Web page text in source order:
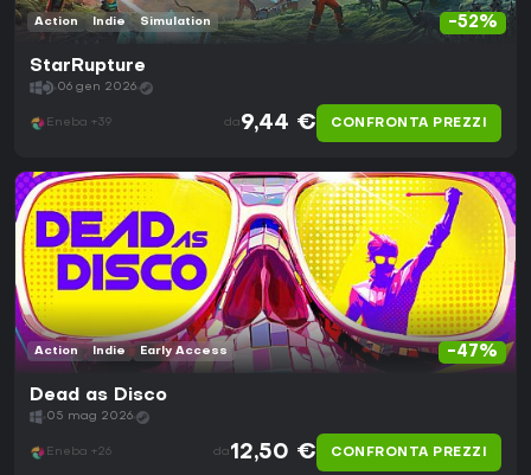
-52%
Action Indie Simulation
StarRupture
06 gen 2026
Eneba +39 da 9,44 € CONFRONTA PREZZI
-47%
Action Indie Early Access
Dead as Disco
05 mag 2026
Eneba +26 da 12,50 € CONFRONTA PREZZI